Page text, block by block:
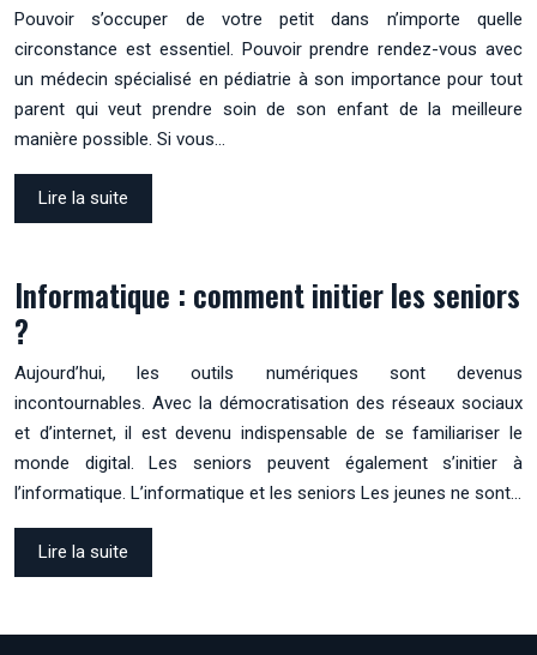
Pouvoir s’occuper de votre petit dans n’importe quelle
circonstance est essentiel. Pouvoir prendre rendez-vous avec
un médecin spécialisé en pédiatrie à son importance pour tout
parent qui veut prendre soin de son enfant de la meilleure
manière possible. Si vous…
Lire la suite
Informatique : comment initier les seniors
?
Aujourd’hui, les outils numériques sont devenus
incontournables. Avec la démocratisation des réseaux sociaux
et d’internet, il est devenu indispensable de se familiariser le
monde digital. Les seniors peuvent également s’initier à
l’informatique. L’informatique et les seniors Les jeunes ne sont…
Lire la suite